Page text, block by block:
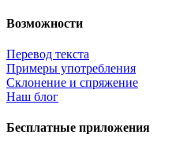
Возможности
Перевод текста
Примеры употребления
Склонение и спряжение
Наш блог
Бесплатные приложения